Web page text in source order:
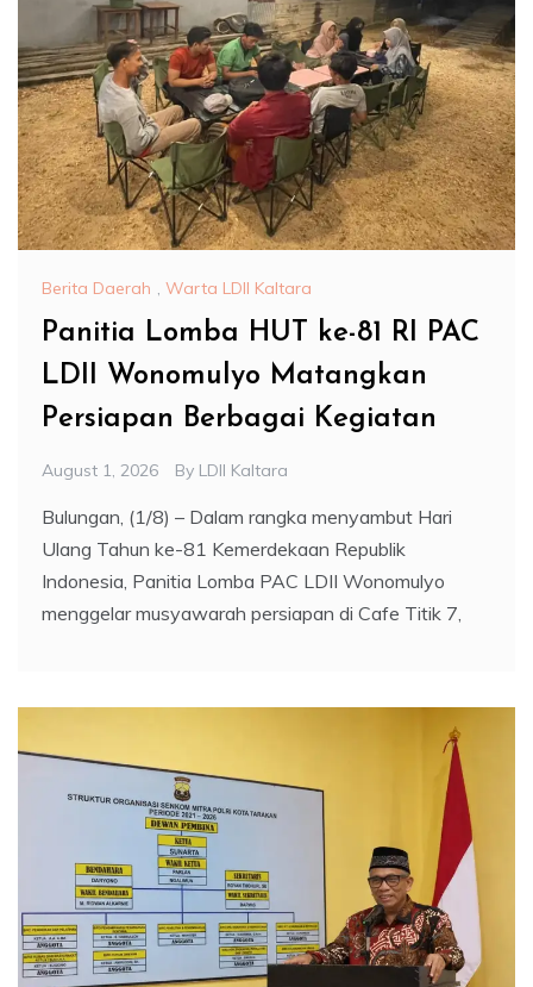
Berita Daerah , Warta LDII Kaltara
Panitia Lomba HUT ke-81 RI PAC
LDII Wonomulyo Matangkan
Persiapan Berbagai Kegiatan
August 1, 2026 By LDII Kaltara
Bulungan, (1/8) – Dalam rangka menyambut Hari
Ulang Tahun ke-81 Kemerdekaan Republik
Indonesia, Panitia Lomba PAC LDII Wonomulyo
menggelar musyawarah persiapan di Cafe Titik 7,